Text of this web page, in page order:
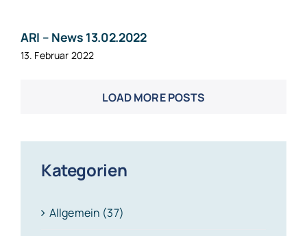
ARI – News 13.02.2022
13. Februar 2022
LOAD MORE POSTS
Kategorien
Allgemein (37)